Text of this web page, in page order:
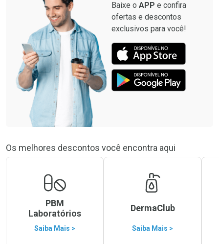
Baixe o APP e confira
ofertas e descontos
exclusivos para você!
Os melhores descontos você encontra aqui
PBM
Laboratórios
Saiba Mais >
DermaClub
Saiba Mais >